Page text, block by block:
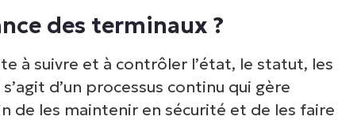
des terminaux ?
à suivre et à contrôler l’état, le statut, les
d’un processus continu qui gère
de les maintenir en sécurité et de les faire
Explorer les démos